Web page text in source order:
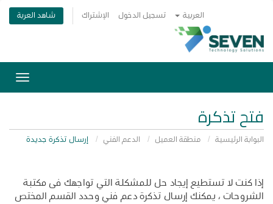
العربية تسجيل الدخول الإشتراك شاهد العربة
تبديل
التنقل
فتح تذكرة
البوابة الرئيسية منطقة العميل الدعم الفني إرسال تذكرة جديدة
إذا كنت لا تستطيع إيجاد حل للمشكلة التي تواجهك فى مكتبة
الشروحات ، يمكنك إرسال تذكرة دعم فني وحدد القسم المختص